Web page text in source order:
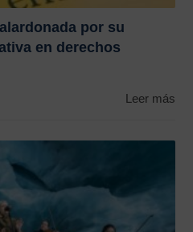
por su
en derechos
Leer más